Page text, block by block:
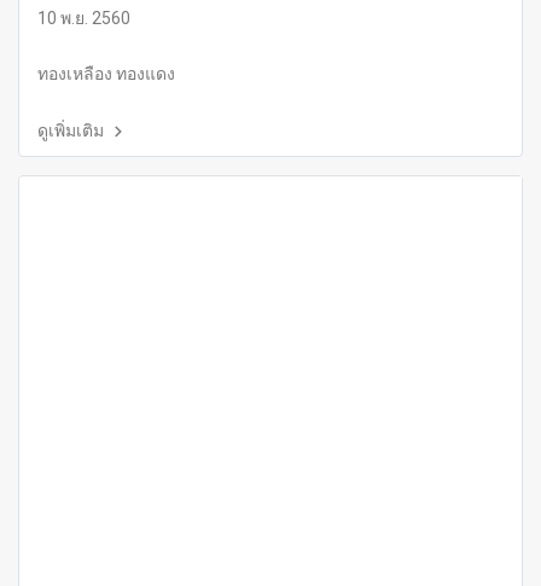
10 พ.ย. 2560
ทองเหลือง ทองแดง
ดูเพิ่มเติม